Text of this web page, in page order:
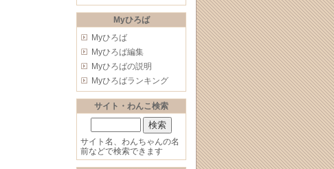
Myひろば
Myひろば
Myひろば編集
Myひろばの説明
Myひろばランキング
サイト・わんこ検索
サイト名、わんちゃんの名
前などで検索できます